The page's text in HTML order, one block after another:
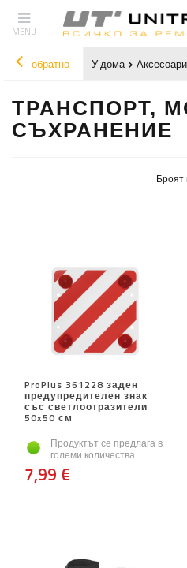
обратно У дома
ТРАНСПОРТ,
СЪХРАНЕНИЕ
Броят
ProPlus 361228 заден
предупредителен знак
със светлоотразители
50x50 см
Продуктът се предлага в
големи количества
7,99 €